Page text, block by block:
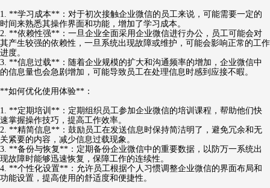
1. **学习成本**：对于初次接触企业微信的员工来说，可能需要一定的
时间来熟悉其操作界面和功能，增加了学习成本。
2. **依赖性强**：一旦企业全面采用企业微信进行办公，员工可能会对
其产生较强的依赖性，一旦系统出现故障或维护，可能会影响正常的工作
进度。
3. **信息过载**：随着企业规模的扩大和沟通频率的增加，企业微信中
的信息量也会急剧增加，可能导致员工在处理信息时感到应接不暇。
**如何优化使用体验**：
1. **定期培训**：定期组织员工参加企业微信的培训课程，帮助他们快
速掌握操作技巧，提高工作效率。
2. **精简信息**：鼓励员工在发送信息时保持简洁明了，避免冗余和无
关紧要的内容，减少信息过载现象。
3. **备份与恢复**：定期备份企业微信中的重要数据，以防万一系统出
现故障时能够迅速恢复，保障工作的连续性。
4. **个性化设置**：允许员工根据个人习惯调整企业微信的界面布局和
功能设置，提高使用的舒适度和便捷性。